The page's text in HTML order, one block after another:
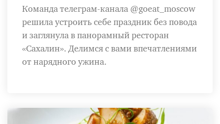
Команда телеграм-канала @goeat_moscow
решила устроить себе праздник без повода
и заглянула в панорамный ресторан
«Сахалин». Делимся с вами впечатлениями
от нарядного ужина.